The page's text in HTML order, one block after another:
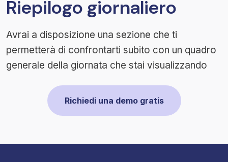
Riepilogo giornaliero
Avrai a disposizione una sezione che ti
permetterà di confrontarti subito con un quadro
generale della giornata che stai visualizzando
Richiedi una demo gratis